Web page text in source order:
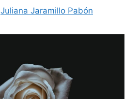
Juliana Jaramillo Pabón